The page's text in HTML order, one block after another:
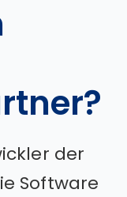
der
Software